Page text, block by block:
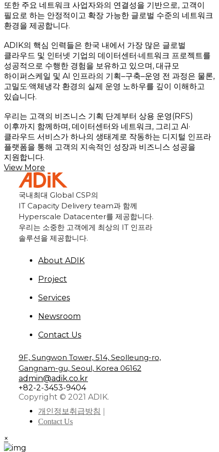
또한 주요 네트워크 사업자와의 연결성을 기반으로, 고객이
필요로 하는 안정적이고 확장 가능한 글로벌 수준의 네트워크
환경을 제공합니다.
ADIK의 핵심 인력들은 한국 내에서 가장 많은 글로벌
클라우드 및 인터넷 기업의 데이터센터·네트워크 프로젝트를
성공적으로 수행한 경험을 보유하고 있으며, 대규모
하이퍼스케일 및 AI 인프라의 기획–구축–운영 전 과정은 물론,
고밀도·액체냉각 환경의 실제 운영 노하우를 깊이 이해하고
있습니다.
우리는 고객의 비즈니스 기획 단계부터 상용 운영(RFS)
이후까지 함께하며, 데이터센터와 네트워크, 그리고 AI·
클라우드 서비스가 하나의 생태계로 작동하는 디지털 인프라
플랫폼을 통해 고객의 지속적인 성장과 비즈니스 성공을
지원합니다.
View More
국내최대 Global CSP의
IT Capacity Delivery team과 함께
Hyperscale Datacenter를 제공합니다.
우리는 소중한 고객에게 최상의 IT 인프라
솔루션을 제공합니다.
About ADIK
Project
Services
Newsroom
Contact Us
9F, Sungwon Tower, 514, Seolleung-ro,
Gangnam-gu, Seoul, Korea 06162
admin@adik.co.kr
+82-2-3453-9404
Copyright © 2021 ADIK.
개인정보취급방침
Contact Us
×